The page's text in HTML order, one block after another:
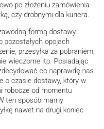
po złożeniu zamówienia
czy drobnymi dla kuriera.
formą dostawy.
pozostałych opcjach
przesyłka za pobraniem,
wieczorne itp. Posiadając
co naprawdę nas
o czasie dostawy, który w
robocze od momentu
ten sposób mamy
nawet na drugi koniec